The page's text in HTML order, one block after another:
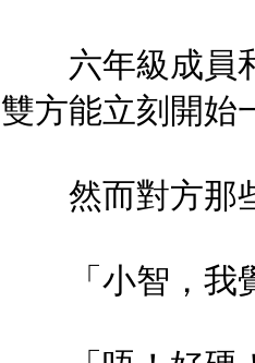
六年級成員和
雙方能立刻開始
然而對方那
「小智，我